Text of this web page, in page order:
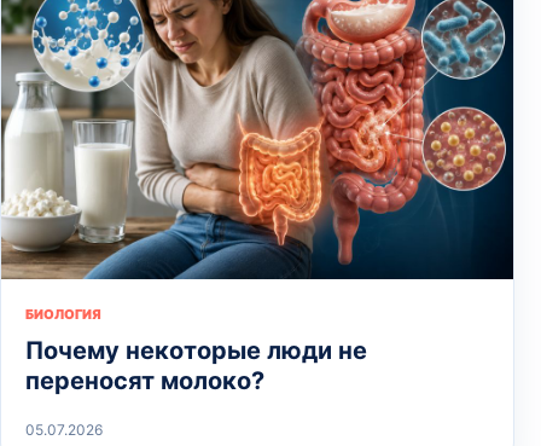
БИОЛОГИЯ
Почему некоторые люди не
переносят молоко?
05.07.2026